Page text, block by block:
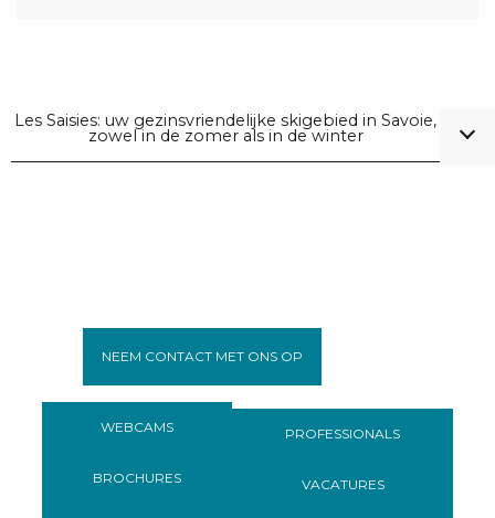
Les Saisies: uw gezinsvriendelijke skigebied in Savoie,
zowel in de zomer als in de winter
NEEM CONTACT MET ONS OP
WEBCAMS
BROCHURES
PROFESSIONALS
VACATURES